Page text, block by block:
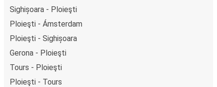
Sighișoara - Ploieşti
Ploieşti - Ámsterdam
Ploieşti - Sighișoara
Gerona - Ploieşti
Tours - Ploieşti
Ploieşti - Tours